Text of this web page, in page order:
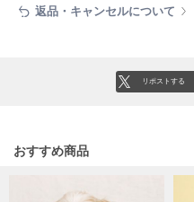
返品・キャンセルについて
リポストする
おすすめ商品